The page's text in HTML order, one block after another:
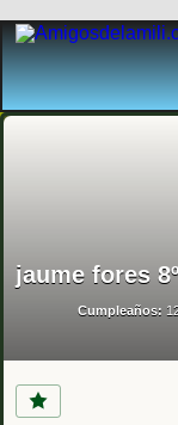
jaume fores
Cumpleaños: